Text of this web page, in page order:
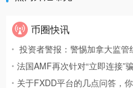
币圈快讯
投资者警报：警惕加拿大监
仿冒者
法国AMF再次针对“立即连接”
关于FXDD平台的几点问答，